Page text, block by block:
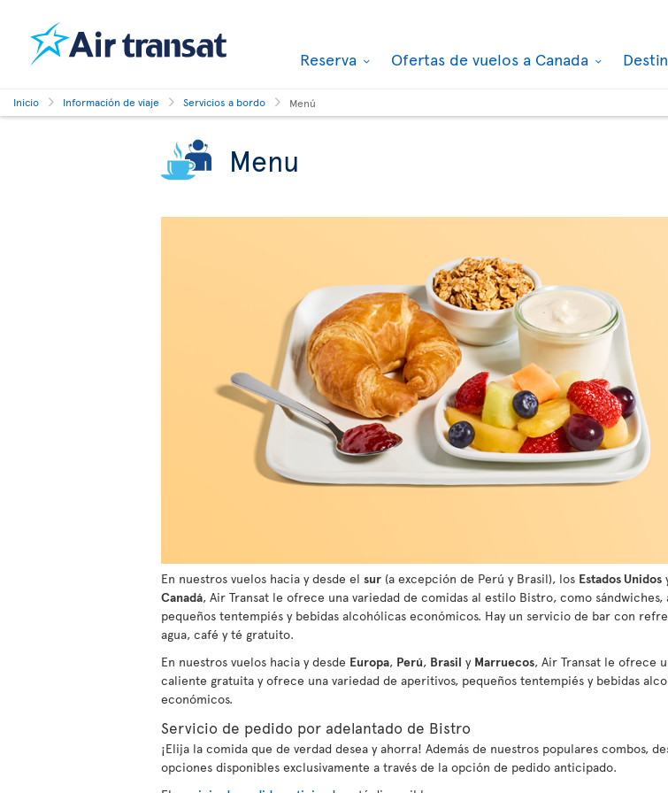
Reserva Ofertas de vuelos a Canada
Inicio Información de viaje Servicios a bordo Menú
Menu
En nuestros vuelos hacia y desde el sur (a excepción de Perú y Brasil), los Estados Unidos
Canadá, Air Transat le ofrece una variedad de comidas al estilo Bistro, como sándwiches,
pequeños tentempiés y bebidas alcohólicas económicos. Hay un servicio de bar con
agua, café y té gratuito.
En nuestros vuelos hacia y desde Europa, Perú, Brasil y Marruecos, Air Transat le ofrece
caliente gratuita y ofrece una variedad de aperitivos, pequeños tentempiés y bebidas
económicos.
Servicio de pedido por adelantado de Bistro
¡Elija la comida que de verdad desea y ahorra! Además de nuestros populares combos,
opciones disponibles exclusivamente a través de la opción de pedido anticipado.